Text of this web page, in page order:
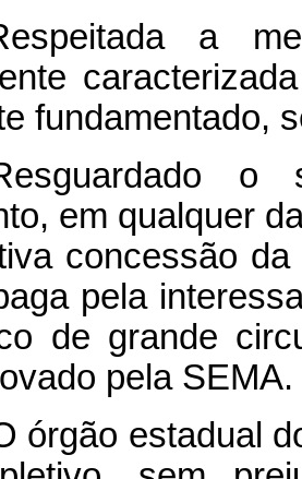
a
fundamentado,
o
em qualquer
concessão
pela
de grande
pela SEMA.
órgão estadual